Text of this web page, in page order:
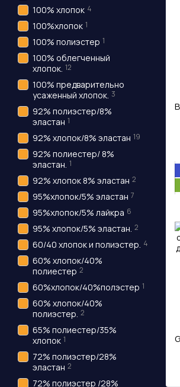
100% хлопок 4
100%хлопок 1
100% полиэстер 1
100% облегченный
хлопок. 12
100% предварительно
усаженный хлопок. 3
92% полиэстер/8%
эластан 1
92% хлопок/8% эластан 19
92% полиестер/ 8%
эластан. 1
92% хлопок 8% эластан 2
95%хлопок/5% эластан 7
95%хлопок/5% лайкра 6
95% хлопок/5% эластан. 2
60/40 хлопок и полиэстер. 4
60% хлопок/40%
полиестер 2
60%хлопок/40%полэстер 1
60% хлопок/40%
полиэстер. 2
65% полиестер/35%
хлопок 1
72% полиэстер/28%
эластан 2
72% полиэстер /28%